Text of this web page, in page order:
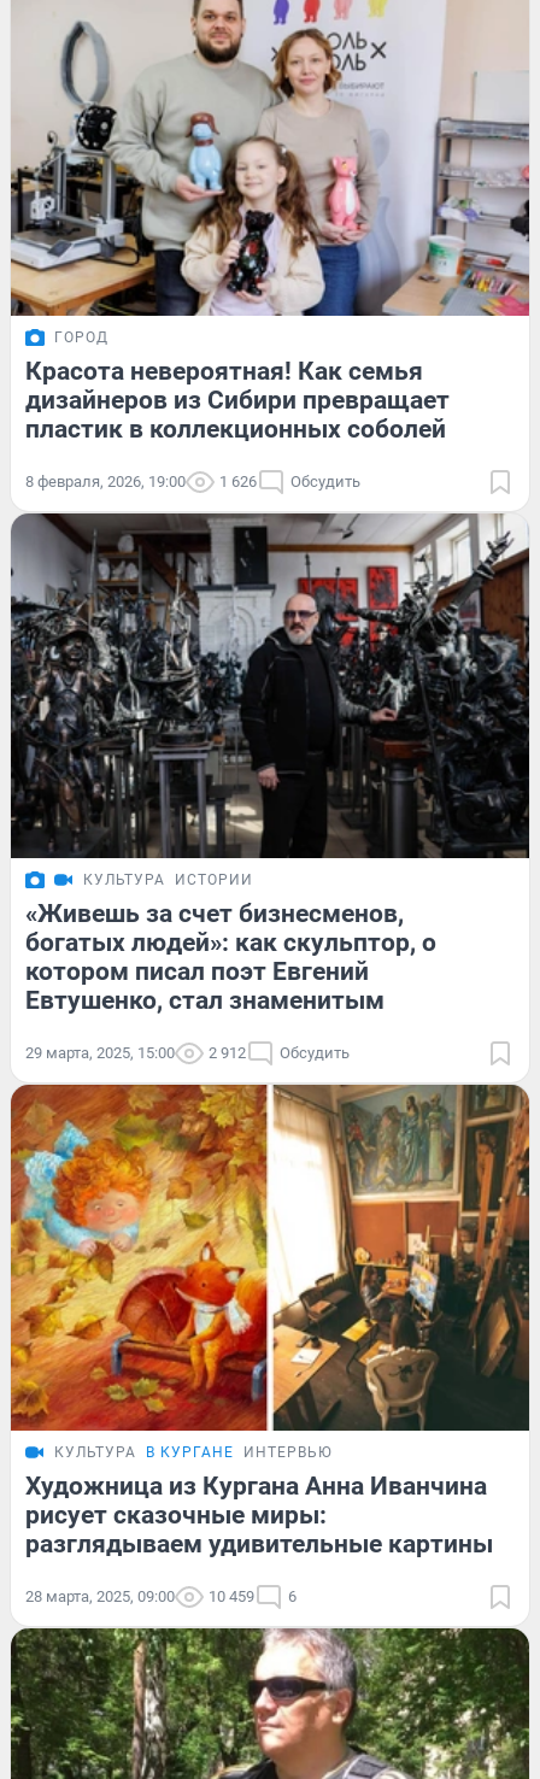
ГОРОД
Красота невероятная! Как семья
дизайнеров из Сибири превращает
пластик в коллекционных соболей
8 февраля, 2026, 19:00 1 626 Обсудить
КУЛЬТУРА ИСТОРИИ
«Живешь за счет бизнесменов,
богатых людей»: как скульптор, о
котором писал поэт Евгений
Евтушенко, стал знаменитым
29 марта, 2025, 15:00 2 912 Обсудить
КУЛЬТУРА В КУРГАНЕ ИНТЕРВЬЮ
Художница из Кургана Анна Иванчина
рисует сказочные миры:
разглядываем удивительные картины
28 марта, 2025, 09:00 10 459 6